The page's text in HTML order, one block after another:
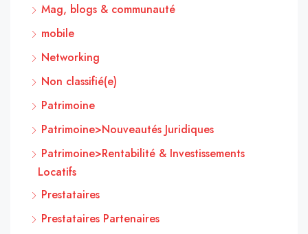
Mag, blogs & communauté
mobile
Networking
Non classifié(e)
Patrimoine
Patrimoine>Nouveautés Juridiques
Patrimoine>Rentabilité & Investissements
Locatifs
Prestataires
Prestataires Partenaires